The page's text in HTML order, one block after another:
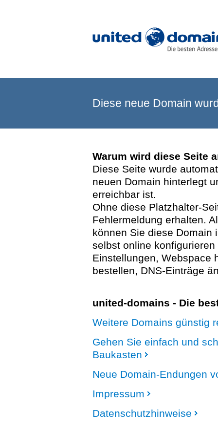
Diese neue Domain
Warum wird diese Seite
Diese Seite wurde
neuen Domain hinterlegt
erreichbar ist.
Ohne diese Platzhalter-
Fehlermeldung erhalten.
können Sie diese Domain
selbst online
Einstellungen, Webspace
bestellen, DNS-Einträge
united-domains - Die
Weitere Domains günstig
Gehen Sie einfach und
Baukasten
Neue Domain-Endungen
Impressum
Datenschutzhinweise